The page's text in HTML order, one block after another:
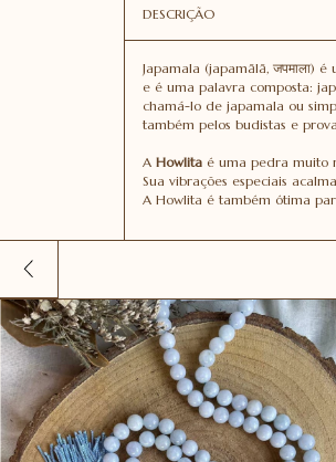
DESCRIÇÃO
Japamala (japamālā,
e é uma palavra composta:
chamá-lo de japamala ou
também pelos budistas e
A Howlita é uma pedra muito
Sua vibrações especiais
A Howlita é também ótima